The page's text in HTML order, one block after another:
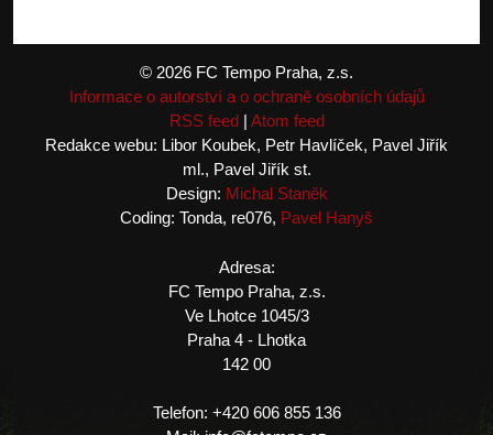
© 2026 FC Tempo Praha, z.s.
Informace o autorství a o ochraně osobních údajů
RSS feed| Atom feed
Redakce webu: Libor Koubek, Petr Havlíček, Pavel Jiřík
ml., Pavel Jiřík st.
Design: Michal Staněk
Coding: Tonda, re076, Pavel Hanyš
Adresa:
FC Tempo Praha, z.s.
Ve Lhotce 1045/3
Praha 4 - Lhotka
142 00
Telefon: +420 606 855 136